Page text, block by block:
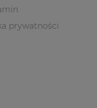
prywatności